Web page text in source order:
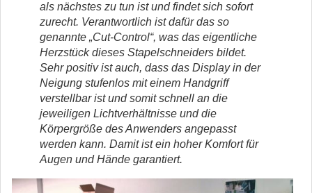
als nächstes zu tun ist und findet sich sofort
zurecht. Verantwortlich ist dafür das so
genannte „Cut-Control“, was das eigentliche
Herzstück dieses Stapelschneiders bildet.
Sehr positiv ist auch, dass das Display in der
Neigung stufenlos mit einem Handgriff
verstellbar ist und somit schnell an die
jeweiligen Lichtverhältnisse und die
Körpergröße des Anwenders angepasst
werden kann. Damit ist ein hoher Komfort für
Augen und Hände garantiert.